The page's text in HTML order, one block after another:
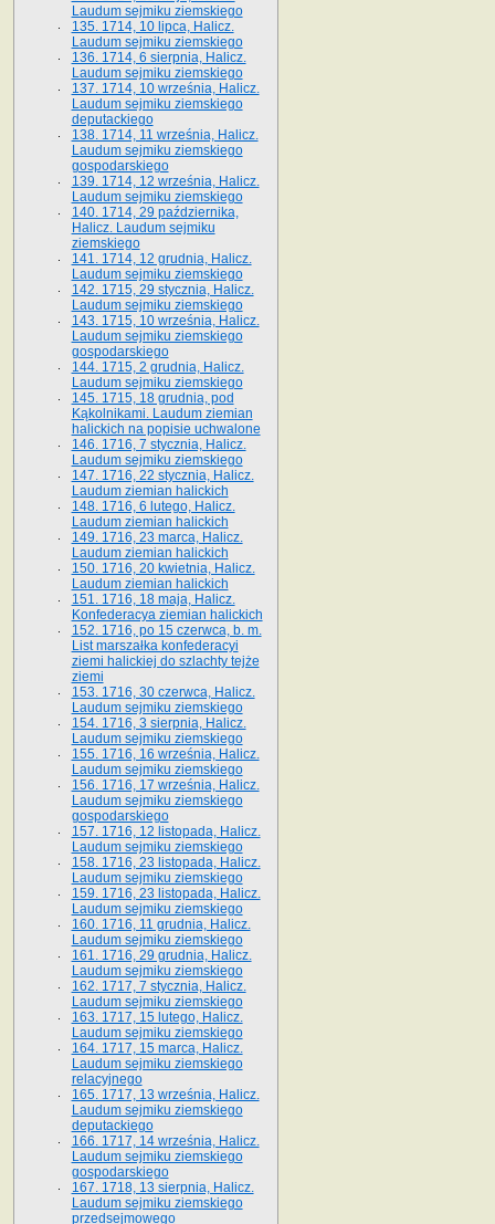
Laudum sejmiku ziemskiego
135. 1714, 10 lipca, Halicz.
Laudum sejmiku ziemskiego
136. 1714, 6 sierpnia, Halicz.
Laudum sejmiku ziemskiego
137. 1714, 10 września, Halicz.
Laudum sejmiku ziemskiego
deputackiego
138. 1714, 11 września, Halicz.
Laudum sejmiku ziemskiego
gospodarskiego
139. 1714, 12 września, Halicz.
Laudum sejmiku ziemskiego
140. 1714, 29 października,
Halicz. Laudum sejmiku
ziemskiego
141. 1714, 12 grudnia, Halicz.
Laudum sejmiku ziemskiego
142. 1715, 29 stycznia, Halicz.
Laudum sejmiku ziemskiego
143. 1715, 10 września, Halicz.
Laudum sejmiku ziemskiego
gospodarskiego
144. 1715, 2 grudnia, Halicz.
Laudum sejmiku ziemskiego
145. 1715, 18 grudnia, pod
Kąkolnikami. Laudum ziemian
halickich na popisie uchwalone
146. 1716, 7 stycznia, Halicz.
Laudum sejmiku ziemskiego
147. 1716, 22 stycznia, Halicz.
Laudum ziemian halickich
148. 1716, 6 lutego, Halicz.
Laudum ziemian halickich
149. 1716, 23 marca, Halicz.
Laudum ziemian halickich
150. 1716, 20 kwietnia, Halicz.
Laudum ziemian halickich
151. 1716, 18 maja, Halicz.
Konfederacya ziemian halickich
152. 1716, po 15 czerwca, b. m.
List marszałka konfederacyi
ziemi halickiej do szlachty tejże
ziemi
153. 1716, 30 czerwca, Halicz.
Laudum sejmiku ziemskiego
154. 1716, 3 sierpnia, Halicz.
Laudum sejmiku ziemskiego
155. 1716, 16 września, Halicz.
Laudum sejmiku ziemskiego
156. 1716, 17 września, Halicz.
Laudum sejmiku ziemskiego
gospodarskiego
157. 1716, 12 listopada, Halicz.
Laudum sejmiku ziemskiego
158. 1716, 23 listopada, Halicz.
Laudum sejmiku ziemskiego
159. 1716, 23 listopada, Halicz.
Laudum sejmiku ziemskiego
160. 1716, 11 grudnia, Halicz.
Laudum sejmiku ziemskiego
161. 1716, 29 grudnia, Halicz.
Laudum sejmiku ziemskiego
162. 1717, 7 stycznia, Halicz.
Laudum sejmiku ziemskiego
163. 1717, 15 lutego, Halicz.
Laudum sejmiku ziemskiego
164. 1717, 15 marca, Halicz.
Laudum sejmiku ziemskiego
relacyjnego
165. 1717, 13 września, Halicz.
Laudum sejmiku ziemskiego
deputackiego
166. 1717, 14 września, Halicz.
Laudum sejmiku ziemskiego
gospodarskiego
167. 1718, 13 sierpnia, Halicz.
Laudum sejmiku ziemskiego
przedsejmowego